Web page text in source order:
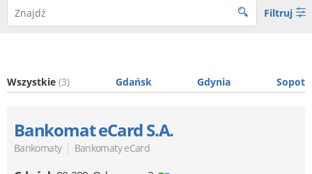
Filtruj
Wszystkie (3) Gdańsk Gdynia Sopot
Bankomat eCard S.A.
Bankomaty | Bankomaty eCard